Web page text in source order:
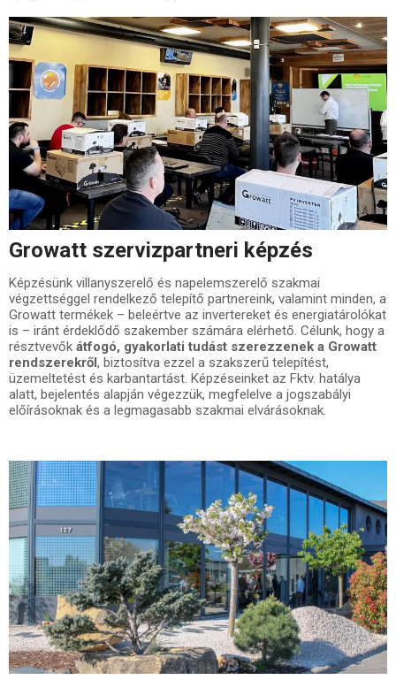
Growatt szervizpartneri képzés
Képzésünk villanyszerelő és napelemszerelő szakmai
végzettséggel rendelkező telepítő partnereink, valamint minden, a
Growatt termékek – beleértve az invertereket és energiatárolókat
is – iránt érdeklődő szakember számára elérhető. Célunk, hogy a
résztvevők átfogó, gyakorlati tudást szerezzenek a Growatt
rendszerekről, biztosítva ezzel a szakszerű telepítést,
üzemeltetést és karbantartást. Képzéseinket az Fktv. hatálya
alatt, bejelentés alapján végezzük, megfelelve a jogszabályi
előírásoknak és a legmagasabb szakmai elvárásoknak.